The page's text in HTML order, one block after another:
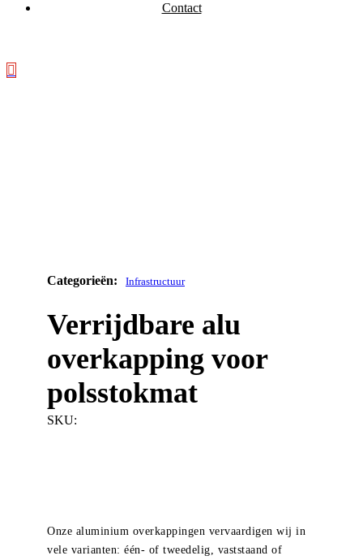
Contact
Infrastructuur
Verrijdbare alu
overkapping voor
polsstokmat
SKU:
Onze aluminium overkappingen vervaardigen wij in
vele varianten: één- of tweedelig, vaststaand of